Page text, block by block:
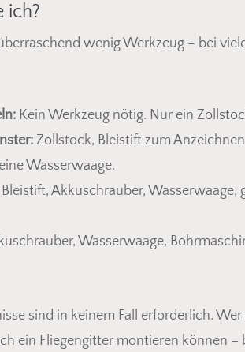
ich?
wenig Werkzeug – bei
Kein Werkzeug nötig. Nur ein
Zollstock, Bleistift zum
Wasserwaage.
Akkuschrauber,
Wasserwaage,
sind in keinem Fall erforderlich.
ein Fliegengitter montieren können –